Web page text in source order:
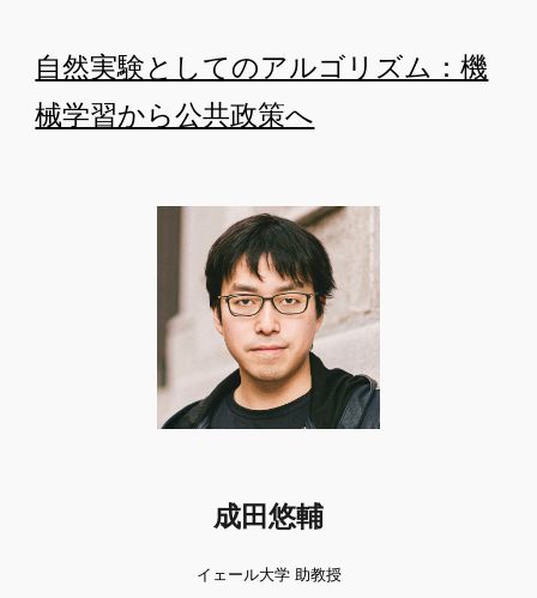
自然実験としてのアルゴリズム：機
械学習から公共政策へ
成田悠輔
イェール大学 助教授